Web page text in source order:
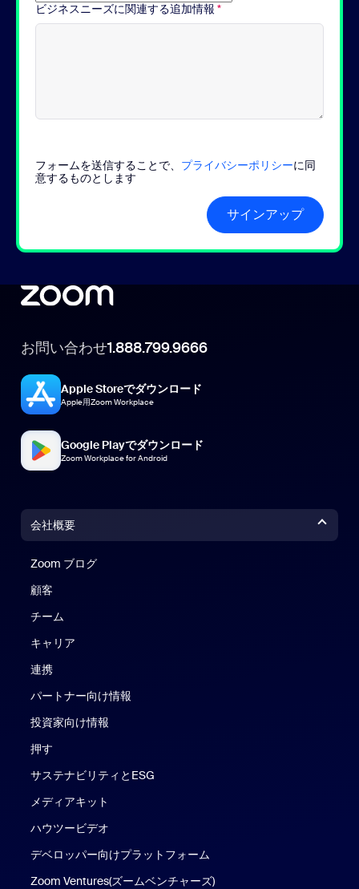
ビジネスニーズに関連する追加情報 *
フォームを送信することで、 プライバシーポリシーに同
意するものとします
サインアップ
お問い合わせ1.888.799.9666
Apple Storeでダウンロード
Apple用Zoom Workplace
Google Playでダウンロード
Zoom Workplace for Android
会社概要
Zoom ブログ
顧客
チーム
キャリア
連携
パートナー向け情報
投資家向け情報
押す
サステナビリティとESG
メディアキット
ハウツービデオ
デベロッパー向けプラットフォーム
Zoom Ventures(ズームベンチャーズ)